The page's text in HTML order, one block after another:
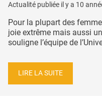
Actualité publiée il y a 10
Pour la plupart des
joie extrême mais aussi
souligne l’équipe de
LIRE LA SUITE